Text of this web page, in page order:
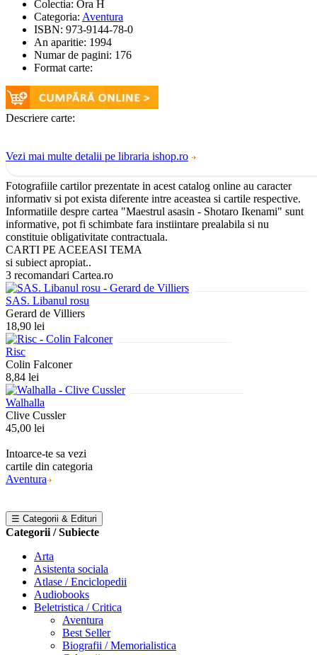
Colectia: Ora H
Categoria: Aventura
ISBN: 973-9144-78-0
An aparitie: 1994
Numar de pagini: 176
Format carte:
Descriere carte:
Vezi mai multe detalii pe libraria ishop.ro
Fotografiile cartilor prezentate in acest catalog online au caracter
informativ si pot exista diferente intre aceastea si cartile respective.
Informatiile despre cartea "Maestrul asasin - Shotaro Ikenami" sunt
informative, pot fi schimbate fara instiintare prealabila si nu
constituie obligativitate contractuala.
CARTI PE ACEEASI TEMA
si subiect apropiat..
3 recomandari Cartea.ro
SAS. Libanul rosu
Gerard de Villiers
18,90 lei
Risc
Colin Falconer
8,84 lei
Walhalla
Clive Cussler
45,00 lei
Intoarce-te sa vezi
cartile din categoria
Aventura
☰ Categorii & Edituri
Categorii / Subiecte
Arta
Asistenta sociala
Atlase / Enciclopedii
Audiobooks
Beletristica / Critica
Aventura
Best Seller
Biografii / Memorialistica